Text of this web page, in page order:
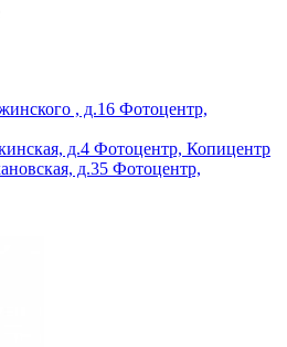
, д.16 Фотоцентр,
д.4 Фотоцентр, Копицентр
д.35 Фотоцентр,